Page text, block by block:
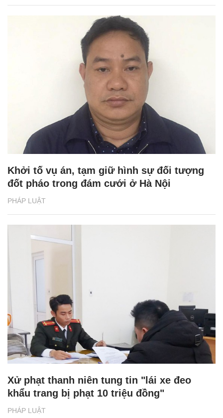
PHÁP LUẬT
Khởi tố vụ án, tạm giữ hình sự đối tượng
đốt pháo trong đám cưới ở Hà Nội
PHÁP LUẬT
Xử phạt thanh niên tung tin "lái xe đeo
khẩu trang bị phạt 10 triệu đồng"